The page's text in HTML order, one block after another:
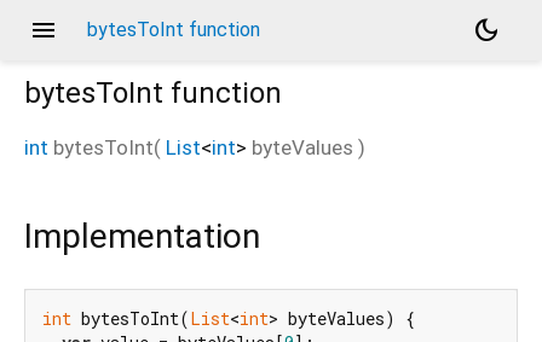
menu bytesToInt function
dark_mode
bytesToInt function
int bytesToInt( List<int> byteValues )
Implementation
int bytesToInt(List<int> byteValues) {